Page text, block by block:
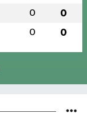
0 0
0 0